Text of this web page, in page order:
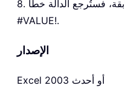
8. إذا لم يتم العثور على أي قيمة مطابقة، فستُرجع الدالة خطأ
#VALUE!.
الإصدار
Excel 2003 أو أحدث